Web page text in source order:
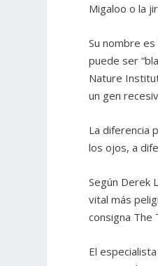
Migaloo o la
Su nombre
puede ser
Nature
un gen
La diferencia
los ojos, a
Según Derek
vital más
consigna The
El